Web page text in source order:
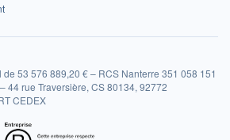
53 576 889,20 € – RCS Nanterre 351 058 151
44 rue Traversière, CS 80134, 92772
CEDEX